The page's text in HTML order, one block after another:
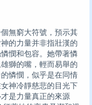
無窮大符號，預示其
的力量并非指壯漢的
憫和包容。她帶著憐
獅的嘴，輕而易舉的
憐憫，似乎是在同情
神冷靜慈悲的目光下
是力量真正的來源